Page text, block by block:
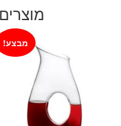
הוא:
₪299.
מבצע!